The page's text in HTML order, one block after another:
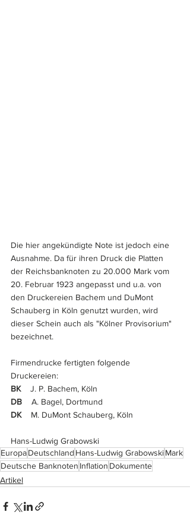
Die hier angekündigte Note ist jedoch eine
Ausnahme. Da für ihren Druck die Platten
der Reichsbanknoten zu 20.000 Mark vom
20. Februar 1923 angepasst und u.a. von
den Druckereien Bachem und DuMont
Schauberg in Köln genutzt wurden, wird
dieser Schein auch als "Kölner Provisorium"
bezeichnet.
Firmendrucke fertigten folgende
Druckereien:
BK
    J. P. Bachem, Köln
DB
    A. Bagel, Dortmund
DK
    M. DuMont Schauberg, Köln
Hans-Ludwig Grabowski
EuropaDeutschland Hans-Ludwig GrabowskiMark
Deutsche Banknoten Inflation Dokumente
Artikel